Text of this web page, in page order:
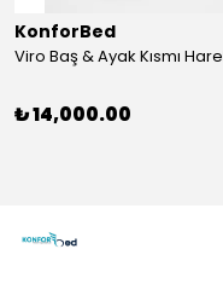
KonforBed
₺ 14,000.00